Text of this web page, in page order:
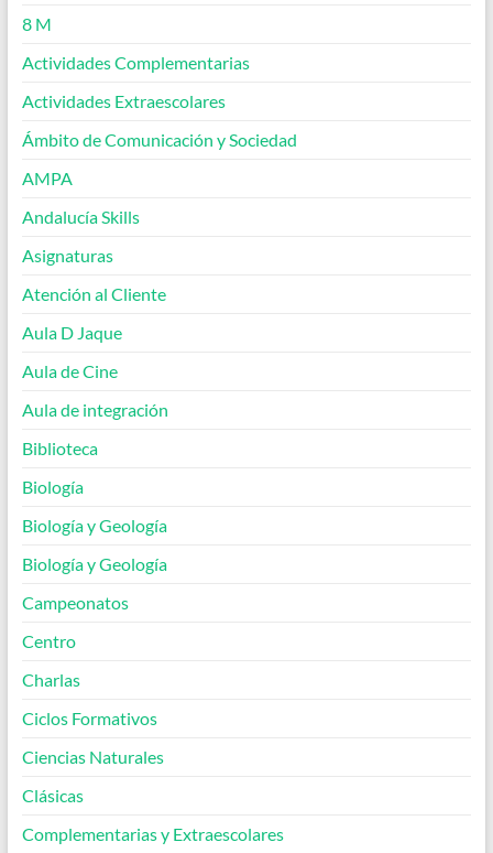
8 M
Actividades Complementarias
Actividades Extraescolares
Ámbito de Comunicación y Sociedad
AMPA
Andalucía Skills
Asignaturas
Atención al Cliente
Aula D Jaque
Aula de Cine
Aula de integración
Biblioteca
Biología
Biología y Geología
Biología y Geología
Campeonatos
Centro
Charlas
Ciclos Formativos
Ciencias Naturales
Clásicas
Complementarias y Extraescolares